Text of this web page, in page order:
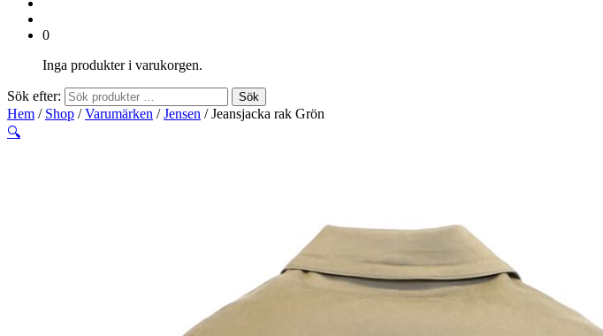
0
Inga produkter i varukorgen.
Sök efter: Sök
Hem / Shop /Varumärken /Jensen / Jeansjacka rak Grön
🔍